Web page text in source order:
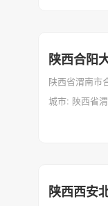
陕西合阳
陕西省渭南市
城市: 陕西省
陕西西安